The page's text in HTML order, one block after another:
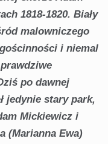
1818-1820. Biały
malowniczego
i niemal
prawdziwe
po dawnej
jedynie stary park,
Mickiewicz i
(Marianna Ewa)